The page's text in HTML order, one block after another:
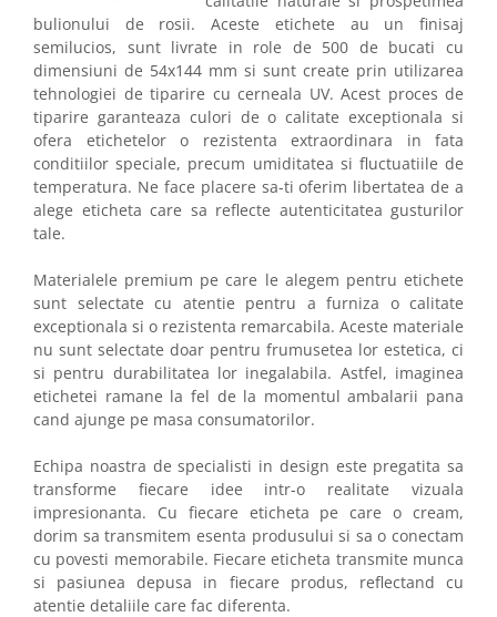
bulionului de rosii. Aceste etichete au un finisaj
semilucios, sunt livrate in role de 500 de bucati cu
dimensiuni de 54x144 mm si sunt create prin utilizarea
tehnologiei de tiparire cu cerneala UV. Acest proces de
tiparire garanteaza culori de o calitate exceptionala si
ofera etichetelor o rezistenta extraordinara in fata
conditiilor speciale, precum umiditatea si fluctuatiile de
temperatura. Ne face placere sa-ti oferim libertatea de a
alege eticheta care sa reflecte autenticitatea gusturilor
tale.
Materialele premium pe care le alegem pentru etichete
sunt selectate cu atentie pentru a furniza o calitate
exceptionala si o rezistenta remarcabila. Aceste materiale
nu sunt selectate doar pentru frumusetea lor estetica, ci
si pentru durabilitatea lor inegalabila. Astfel, imaginea
etichetei ramane la fel de la momentul ambalarii pana
cand ajunge pe masa consumatorilor.
Echipa noastra de specialisti in design este pregatita sa
transforme fiecare idee intr-o realitate vizuala
impresionanta. Cu fiecare eticheta pe care o cream,
dorim sa transmitem esenta produsului si sa o conectam
cu povesti memorabile. Fiecare eticheta transmite munca
si pasiunea depusa in fiecare produs, reflectand cu
atentie detaliile care fac diferenta.